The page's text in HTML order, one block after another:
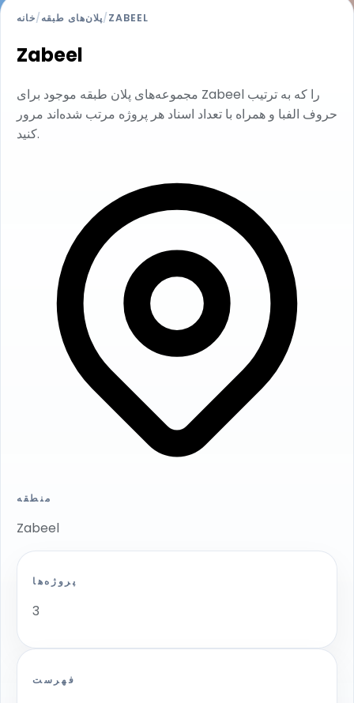
خانه/پلان‌های طبقه/ZABEEL
Zabeel
مجموعه‌های پلان طبقه موجود برای Zabeel را که به ترتیب
حروف الفبا و همراه با تعداد اسناد هر پروژه مرتب شده‌اند مرور
کنید.
منطقه
Zabeel
پروژه‌ها
3
فهرست